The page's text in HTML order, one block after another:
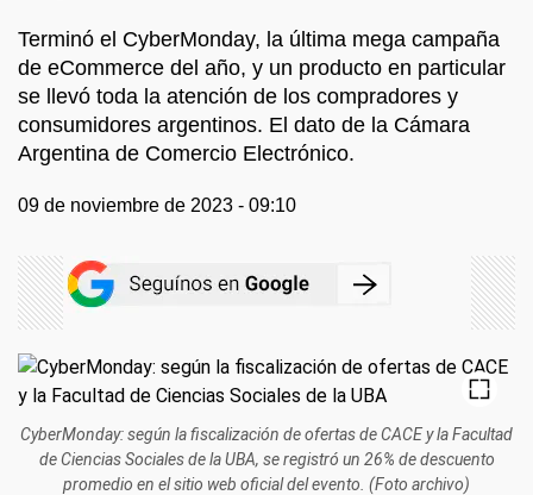
Terminó el CyberMonday, la última mega campaña
de eCommerce del año, y un producto en particular
se llevó toda la atención de los compradores y
consumidores argentinos. El dato de la Cámara
Argentina de Comercio Electrónico.
09 de noviembre de 2023 - 09:10
CyberMonday: según la fiscalización de ofertas de CACE y la Facultad
de Ciencias Sociales de la UBA, se registró un 26% de descuento
promedio en el sitio web oficial del evento. (Foto archivo)